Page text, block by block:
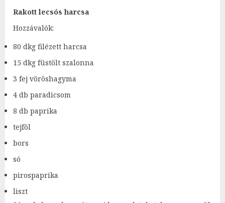
Rakott lecsós harcsa
Hozzávalók:
80 dkg filézett harcsa
15 dkg füstölt szalonna
3 fej vöröshagyma
4 db paradicsom
8 db paprika
tejföl
bors
só
pirospaprika
liszt